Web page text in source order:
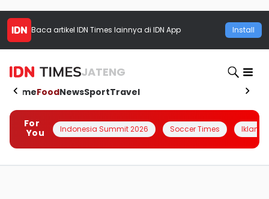
Baca artikel IDN Times lainnya di IDN App Install
JATENG
HomeFoodNewsSportTravel
For
You
Indonesia Summit 2026 Soccer Times Iklanin